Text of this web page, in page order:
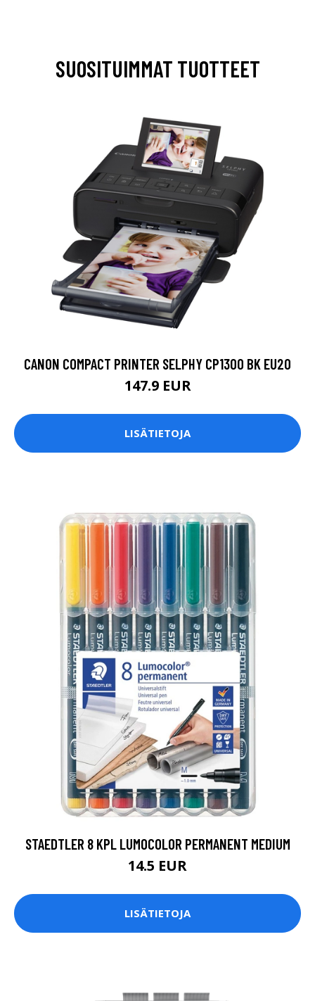
SUOSITUIMMAT TUOTTEET
CANON COMPACT PRINTER SELPHY CP1300 BK EU20
147.9 EUR
LISÄTIETOJA
STAEDTLER 8 KPL LUMOCOLOR PERMANENT MEDIUM
14.5 EUR
LISÄTIETOJA